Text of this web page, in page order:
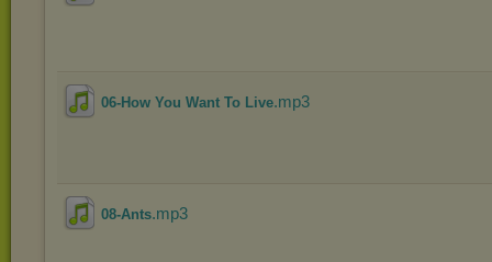
06-How You Want To Live.mp3
08-Ants.mp3